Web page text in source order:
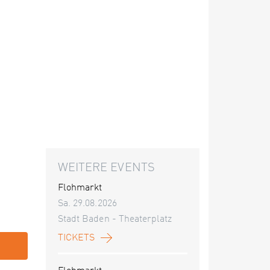
WEITERE EVENTS
Flohmarkt
Sa. 29.08.2026
Stadt Baden - Theaterplatz
TICKETS